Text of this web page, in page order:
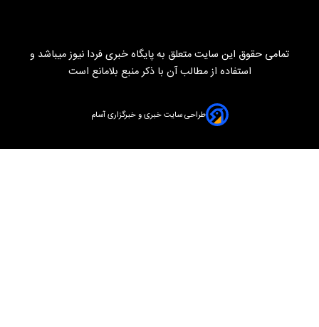
تمامی حقوق این سایت متعلق به پایگاه خبری فردا نیوز میباشد و
استفاده از مطالب آن با ذکر منبع بلامانع است
طراحی سایت خبری و خبرگزاری آسام